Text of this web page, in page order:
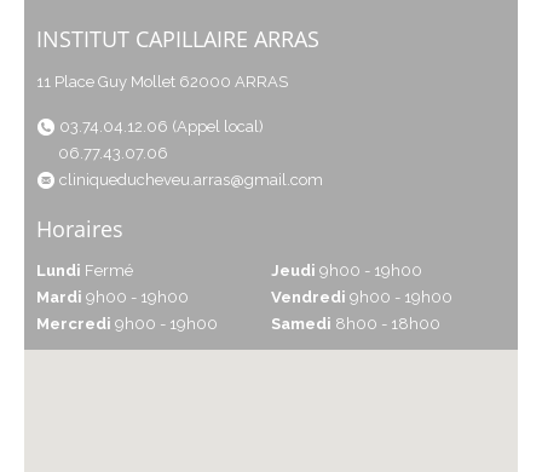
INSTITUT CAPILLAIRE ARRAS
11 Place Guy Mollet 62000 ARRAS
03.74.04.12.06 (Appel local)
06.77.43.07.06
cliniqueducheveu.arras@gmail.com
Horaires
Lundi Fermé
Mardi 9h00 - 19h00
Mercredi 9h00 - 19h00
Jeudi 9h00 - 19h00
Vendredi 9h00 - 19h00
Samedi 8h00 - 18h00